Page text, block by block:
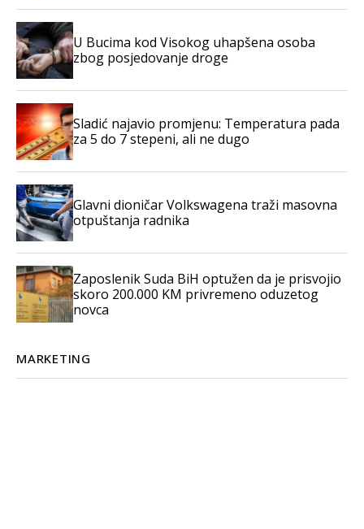
U Bucima kod Visokog uhapšena osoba
zbog posjedovanje droge
Sladić najavio promjenu: Temperatura pada
za 5 do 7 stepeni, ali ne dugo
Glavni dioničar Volkswagena traži masovna
otpuštanja radnika
Zaposlenik Suda BiH optužen da je prisvojio
skoro 200.000 KM privremeno oduzetog
novca
MARKETING